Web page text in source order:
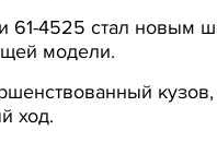
61-4525 стал новым
модели.
ход.